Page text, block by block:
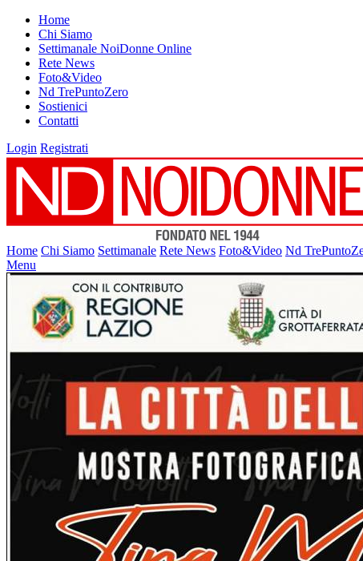
Home
Chi Siamo
Settimanale NoiDonne Online
Rete News
Foto&Video
Nd TrePuntoZero
Sostienici
Contatti
Login Registrati
Home Chi Siamo Settimanale Rete News Foto&Video Nd
Menu